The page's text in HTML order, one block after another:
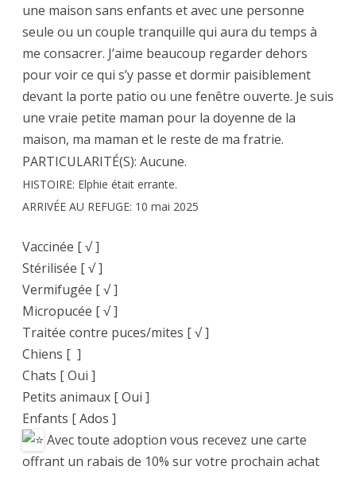
une maison sans enfants et avec une personne
seule ou un couple tranquille qui aura du temps à
me consacrer. J’aime beaucoup regarder dehors
pour voir ce qui s’y passe et dormir paisiblement
devant la porte patio ou une fenêtre ouverte. Je suis
une vraie petite maman pour la doyenne de la
maison, ma maman et le reste de ma fratrie.
PARTICULARITÉ(S): Aucune.
HISTOIRE: Elphie était errante.
ARRIVÉE AU REFUGE: 10 mai 2025
Vaccinée [ √ ]
Stérilisée [ √ ]
Vermifugée [ √ ]
Micropucée [ √ ]
Traitée contre puces/mites [ √ ]
Chiens [ ]
Chats [ Oui ]
Petits animaux [ Oui ]
Enfants [ Ados ]
Avec toute adoption vous recevez une carte
offrant un rabais de 10% sur votre prochain achat